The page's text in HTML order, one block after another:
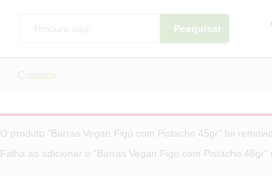
Pesquisar
Contatos
O produto "Barras Vegan Figo com Pistacho 45gr" foi
Falha ao adicionar o “Barras Vegan Figo com Pistacho